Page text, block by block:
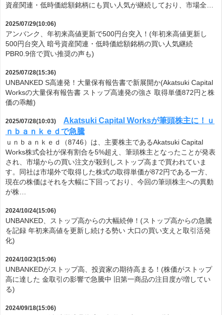
資産関連・低時価総額銘柄にも買い人気が継続しており、市場全…
2025/07/29(10:06)
アンバンク、年初来高値更新で500円台突入！(年初来高値更新し
500円台突入 暗号資産関連・低時価総額銘柄の買い人気継続
PBR0.9倍で買い推奨の声も)
2025/07/28(15:36)
UNBANKED S高連発！大量保有報告書で新展開か(Akatsuki Capital
Worksの大量保有報告書 ストップ高連発の強さ 取得単価872円と株
価の乖離)
2025/07/28(10:03)
Akatsuki Capital Worksが筆頭株主に！ｕ
ｎｂａｎｋｅｄで急騰
ｕｎｂａｎｋｅｄ（8746）は、主要株主であるAkatsuki Capital
Works株式会社が保有割合を5%超え、筆頭株主となったことが発表
され、市場からの買い注文が殺到しストップ高まで買われていま
す。同社は市場外で取得した株式の取得単価が872円である一方、
現在の株価はそれを大幅に下回っており、今回の筆頭株主への異動
が株…
2024/10/24(15:06)
UNBANKED、ストップ高からの大幅続伸！(ストップ高からの急騰
を記録 年初来高値を更新し続ける勢い 大口の買い支えと取引活発
化)
2024/10/23(15:06)
UNBANKEDがストップ高、投資家の期待高まる！(株価がストップ
高に達した 金取引の影響で急騰中 旧第一商品の注目度が増してい
る)
2024/09/18(15:06)